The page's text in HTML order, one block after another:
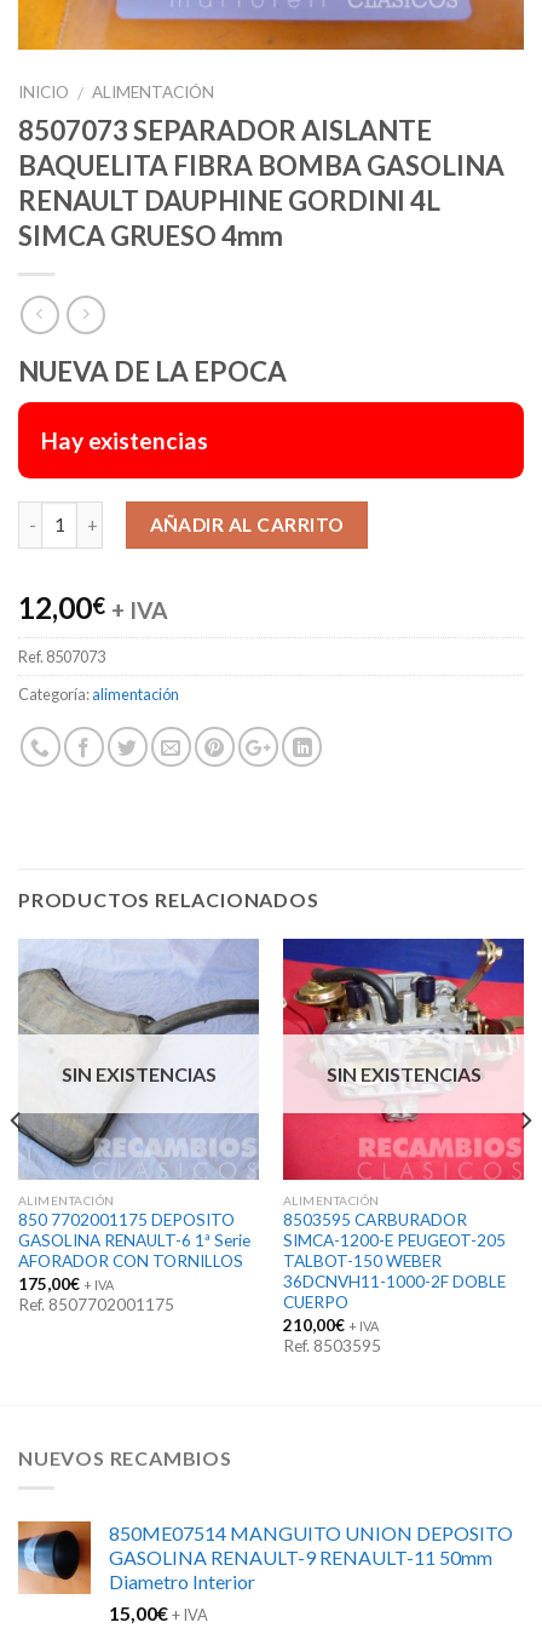
INICIO / ALIMENTACIÓN
8507073 SEPARADOR AISLANTE
BAQUELITA FIBRA BOMBA GASOLINA
RENAULT DAUPHINE GORDINI 4L
SIMCA GRUESO 4mm
NUEVA DE LA EPOCA
Hay existencias
AÑADIR AL CARRITO
12,00€ + IVA
Ref. 8507073
Categoría:alimentación
PRODUCTOS RELACIONADOS
SIN EXISTENCIAS
ALIMENTACIÓN
850 7702001175 DEPOSITO
GASOLINA RENAULT-6 1ª Serie
AFORADOR CON TORNILLOS
175,00€ + IVA
Ref. 8507702001175
SIN EXISTENCIAS
ALIMENTACIÓN
8503595 CARBURADOR
SIMCA-1200-E PEUGEOT-205
TALBOT-150 WEBER
36DCNVH11-1000-2F DOBLE
CUERPO
210,00€ + IVA
Ref. 8503595
NUEVOS RECAMBIOS
850ME07514 MANGUITO UNION DEPOSITO
GASOLINA RENAULT-9 RENAULT-11 50mm
Diametro Interior
15,00€+ IVA